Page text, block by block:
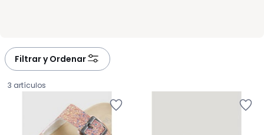
Filtrar y Ordenar
3 artículos